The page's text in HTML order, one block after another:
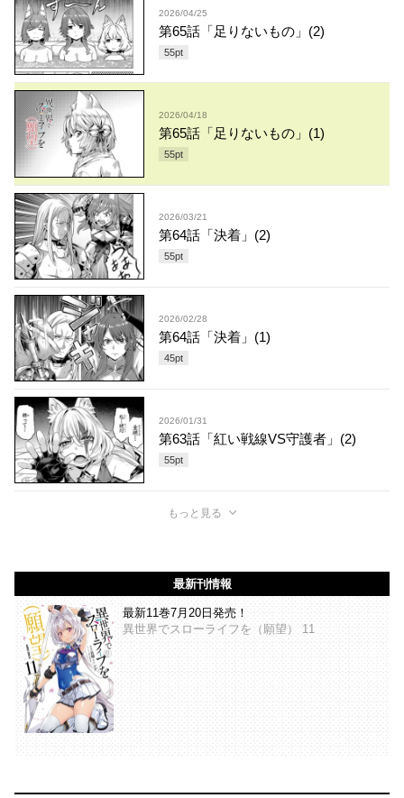
2026/04/25
第65話「足りないもの」(2)
55pt
2026/04/18
第65話「足りないもの」(1)
55pt
2026/03/21
第64話「決着」(2)
55pt
2026/02/28
第64話「決着」(1)
45pt
2026/01/31
第63話「紅い戦線VS守護者」(2)
55pt
もっと見る
最新刊情報
最新11巻7月20日発売！
異世界でスローライフを（願望） 11